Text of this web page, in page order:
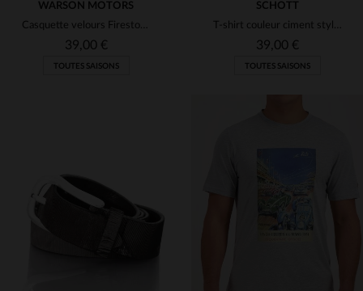
TAILLES DISPONIBLES
WARSON MOTORS
Casquette velours Firestone 53
39,00 €
TOUTES SAISONS
TAILLES DISPONIBLES
SCHOTT
T-shirt couleur ciment style vintage rider
39,00 €
TOUTES SAISONS